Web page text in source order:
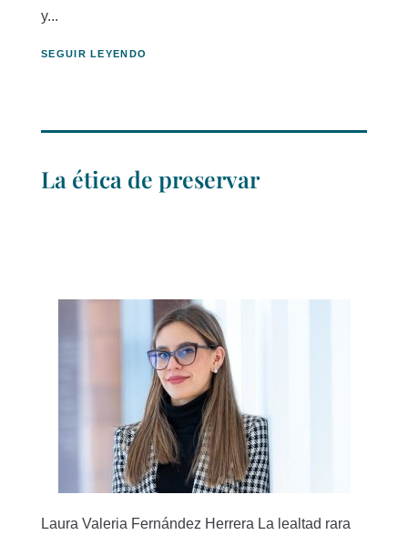
y...
SEGUIR LEYENDO
La ética de preservar
Laura Valeria Fernández Herrera La lealtad rara